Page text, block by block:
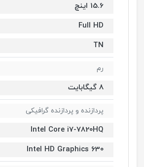
15.6 اینچ
Full HD
TN
رم
8 گیگابایت
پردازنده و پردازنده گرافیکی
Intel Core i7-7820HQ
Intel HD Graphics 630